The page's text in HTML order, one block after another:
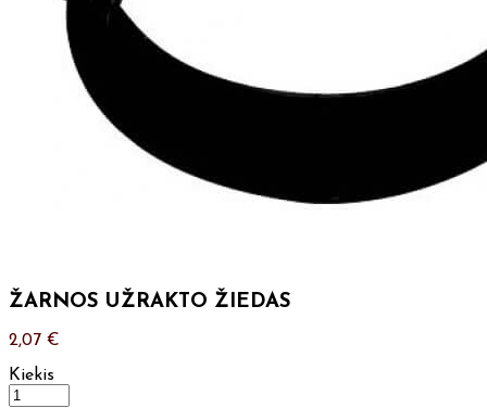
ŽARNOS UŽRAKTO ŽIEDAS
2,07 €
Kiekis